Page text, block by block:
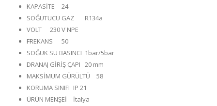
KAPASİTE
24
SOĞUTUCU GAZ
R134a
VOLT
230 V NPE
FREKANS
50
SOĞUK SU BASINCI 1bar/5bar
DRANAJ GİRİŞ ÇAPI 20 mm
MAKSİMUM GÜRÜLTÜ
58
KORUMA SINIFI IP 21
ÜRÜN MENŞEİ
İtalya